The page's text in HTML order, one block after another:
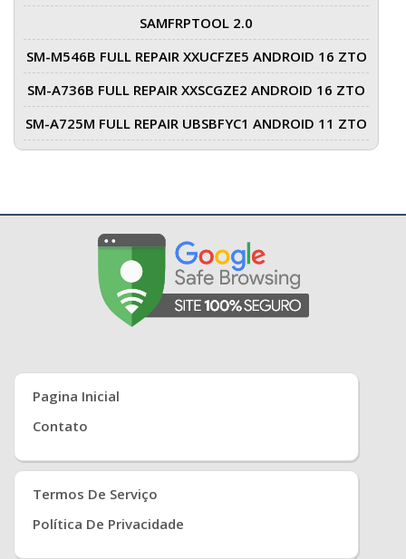
SAMFRPTOOL 2.0
SM-M546B FULL REPAIR XXUCFZE5 ANDROID 16 ZTO
SM-A736B FULL REPAIR XXSCGZE2 ANDROID 16 ZTO
SM-A725M FULL REPAIR UBSBFYC1 ANDROID 11 ZTO
Pagina Inicial
Contato
Termos De Serviço
Política De Privacidade